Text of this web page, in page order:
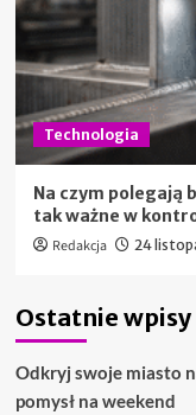
Technologia
Na czym polegają
tak ważne w
Redakcja 24
Ostatnie wpisy
Odkryj swoje miasto
pomysł na weekend